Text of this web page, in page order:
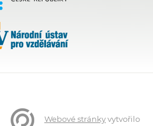
Webové stránkyvytvořilo